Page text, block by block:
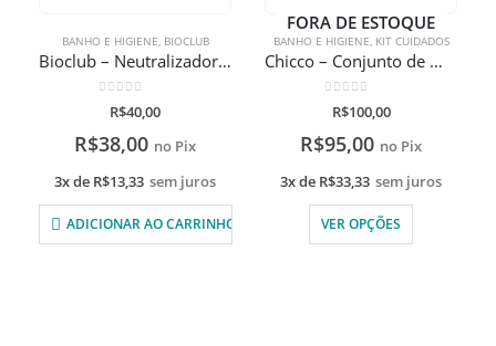
BANHO E HIGIENE, BIOCLUB
Bioclub – Neutralizador de cheiros orgânico 300ml
de 5
R$40,00
R$38,00 no Pix
3x de R$13,33 sem juros
ADICIONAR AO CARRINHO
FORA DE ESTOQUE
BANHO E HIGIENE, KIT CUIDADOS
Chicco – Conjunto de Manicure Happy Hands
de 5
R$100,00
R$95,00 no Pix
3x de R$33,33 sem juros
VER OPÇÕES